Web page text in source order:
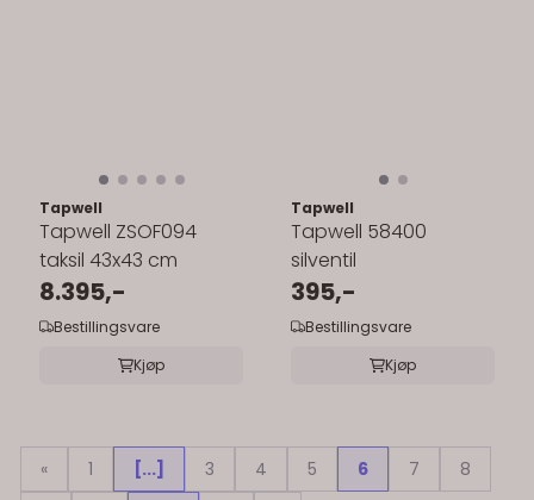
Tapwell
Tapwell ZSOF094
taksil 43x43 cm
8.395,-
Bestillingsvare
Kjøp
Tapwell
Tapwell 58400
silventil
395,-
Bestillingsvare
Kjøp
« 1 [...] 3 4 5 6 7
8